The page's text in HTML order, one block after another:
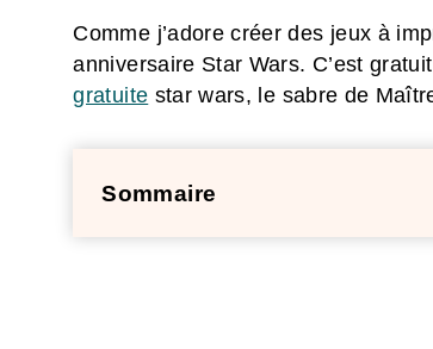
Comme j’adore créer des jeux à
anniversaire Star Wars. C’est
gratuite star wars, le sabre de
Sommaire